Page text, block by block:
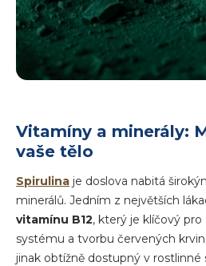
Vitamíny a minerály:
vaše tělo
Spirulina je doslova nabitá
minerálů. Jedním z největších
vitamínu B12, který je klíčový
systému a tvorbu červených
jinak obtížně dostupný v rostlinné